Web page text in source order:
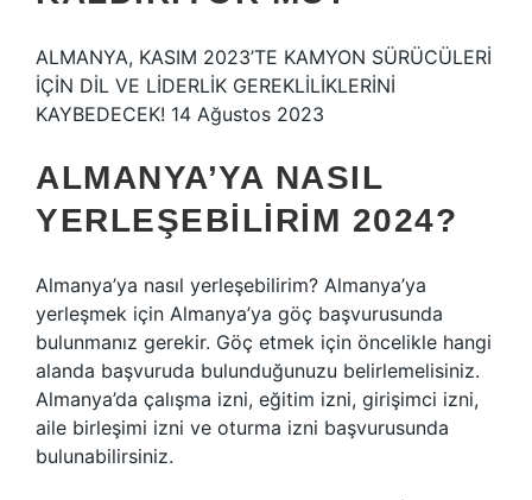
ALMANYA, KASIM 2023’TE KAMYON SÜRÜCÜLERİ
İÇİN DİL VE LİDERLİK GEREKLİLİKLERİNİ
KAYBEDECEK! 14 Ağustos 2023
ALMANYA’YA NASIL
YERLEŞEBILIRIM 2024?
Almanya’ya nasıl yerleşebilirim? Almanya’ya
yerleşmek için Almanya’ya göç başvurusunda
bulunmanız gerekir. Göç etmek için öncelikle hangi
alanda başvuruda bulunduğunuzu belirlemelisiniz.
Almanya’da çalışma izni, eğitim izni, girişimci izni,
aile birleşimi izni ve oturma izni başvurusunda
bulunabilirsiniz.